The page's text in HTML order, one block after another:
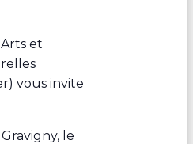
et
vous invite
le